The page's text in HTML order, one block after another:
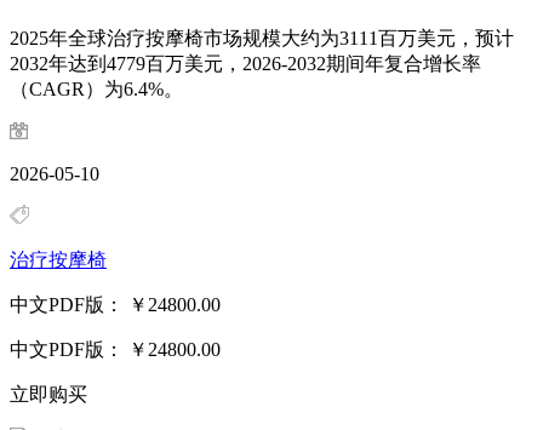
2025年全球治疗按摩椅市场规模大约为3111百万美元，预计
2032年达到4779百万美元，2026-2032期间年复合增长率
（CAGR）为6.4%。
2026-05-10
治疗按摩椅
中文PDF版： ￥24800.00
中文PDF版： ￥24800.00
立即购买